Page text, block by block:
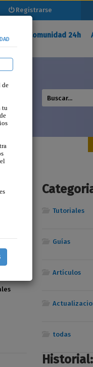
Registrarse
Registrarse
Mi Comunidad 24h
Tutoriales
Guías
Artículos
todas
Historial:
de
tu